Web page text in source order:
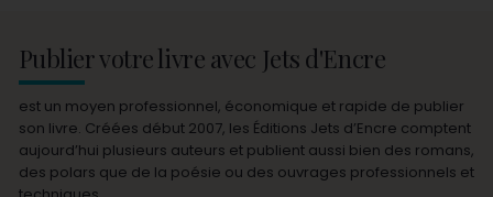
Publier votre livre avec Jets d'Encre
est un moyen professionnel, économique et rapide de publier
son livre. Créées début 2007, les Éditions Jets d’Encre comptent
aujourd’hui plusieurs auteurs et publient aussi bien des romans,
des polars que de la poésie ou des ouvrages professionnels et